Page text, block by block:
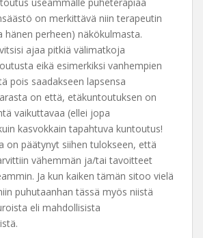
on merkittävä niin terapeutin
hänen perheen) näkökulmasta.
ajaa pitkiä välimatkoja
eikä esimerkiksi vanhempien
pois saadakseen lapsensa
on että, etäkuntoutuksen on
vaikuttavaa (ellei jopa
kasvokkain tapahtuva kuntoutus!
on päätynyt siihen tulokseen, että
vähemmän ja/tai tavoitteet
Ja kun kaiken tämän sitoo vielä
puhutaanhan tässä myös niistä
eli mahdollisista